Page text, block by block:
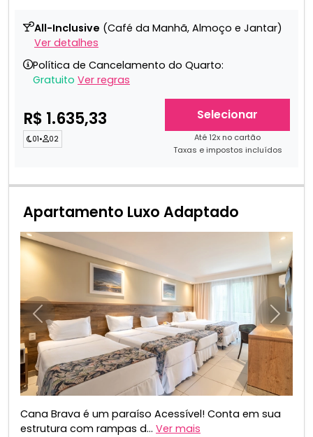
All-Inclusive (Café da Manhã, Almoço e Jantar)
Ver detalhes
Política de Cancelamento do Quarto:
Gratuito Ver regras
R$ 1.635,33
01• 02
Selecionar
Até 12x no cartão
Taxas e impostos incluídos
Apartamento Luxo Adaptado
Anterior
Cana Brava é um paraíso Acessível! Conta em sua
estrutura com rampas d... Ver mais